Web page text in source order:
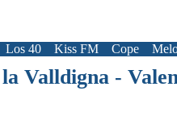
Los 40 Kiss FM Cope
Valldigna -